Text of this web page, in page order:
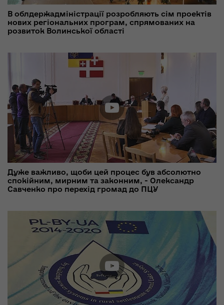
В облдержадміністрації розробляють сім проектів
нових регіональних програм, спрямованих на
розвиток Волинської області
Дуже важливо, щоби цей процес був абсолютно
спокійним, мирним та законним, - Олександр
Савченко про перехід громад до ПЦУ